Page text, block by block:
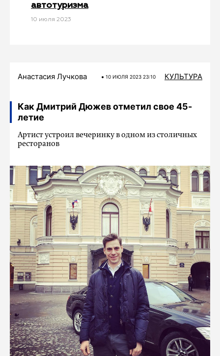
автотуризма
10 июля 2023
Анастасия Лучкова 10 ИЮЛЯ 2023 23:10 КУЛЬТУРА
Как Дмитрий Дюжев отметил свое 45-
летие
Артист устроил вечеринку в одном из столичных
ресторанов